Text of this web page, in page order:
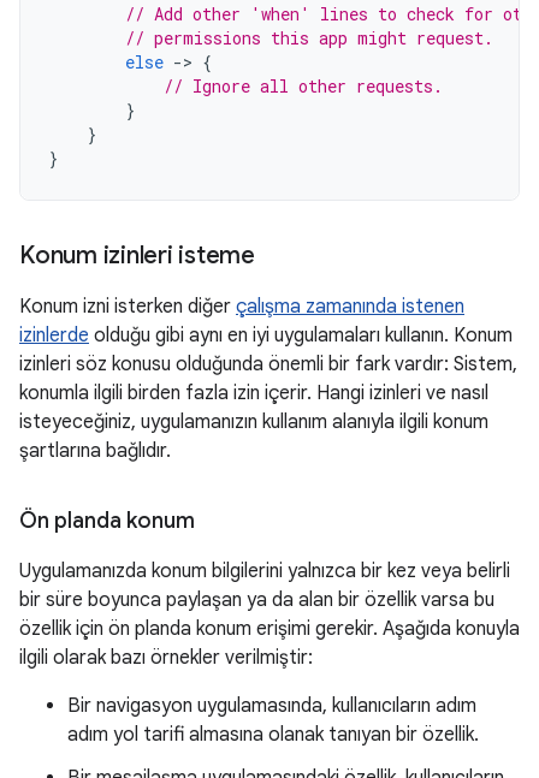
// Add other 'when' lines to check for
// permissions this app might request.
else -> {
// Ignore all other requests.
}
}
}
Konum izinleri isteme
Konum izni isterken diğer çalışma zamanında istenen
izinlerde olduğu gibi aynı en iyi uygulamaları kullanın. Konum
izinleri söz konusu olduğunda önemli bir fark vardır: Sistem,
konumla ilgili birden fazla izin içerir. Hangi izinleri ve nasıl
isteyeceğiniz, uygulamanızın kullanım alanıyla ilgili konum
şartlarına bağlıdır.
Ön planda konum
Uygulamanızda konum bilgilerini yalnızca bir kez veya belirli
bir süre boyunca paylaşan ya da alan bir özellik varsa bu
özellik için ön planda konum erişimi gerekir. Aşağıda konuyla
ilgili olarak bazı örnekler verilmiştir:
Bir navigasyon uygulamasında, kullanıcıların adım
adım yol tarifi almasına olanak tanıyan bir özellik.